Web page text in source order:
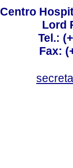
Centro
Lord
Tel.:
Fax: